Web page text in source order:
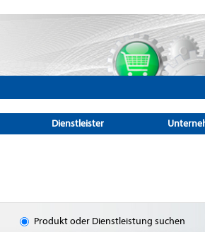
Dienstleister
Produkt oder Dienstleistung suchen